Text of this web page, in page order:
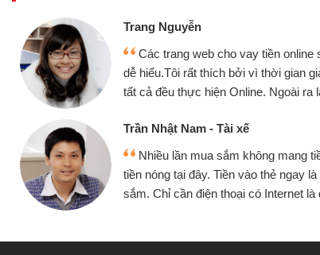
thân thiện,
nhanh chóng
rất tốt
mình đều vay
lại tiếp tục mua
được
Mình cần tiền
nhưng thật may đã
không cần gặp mặt
Tôi kinh doanh
hàng, nhờ biết đến
quyết được công